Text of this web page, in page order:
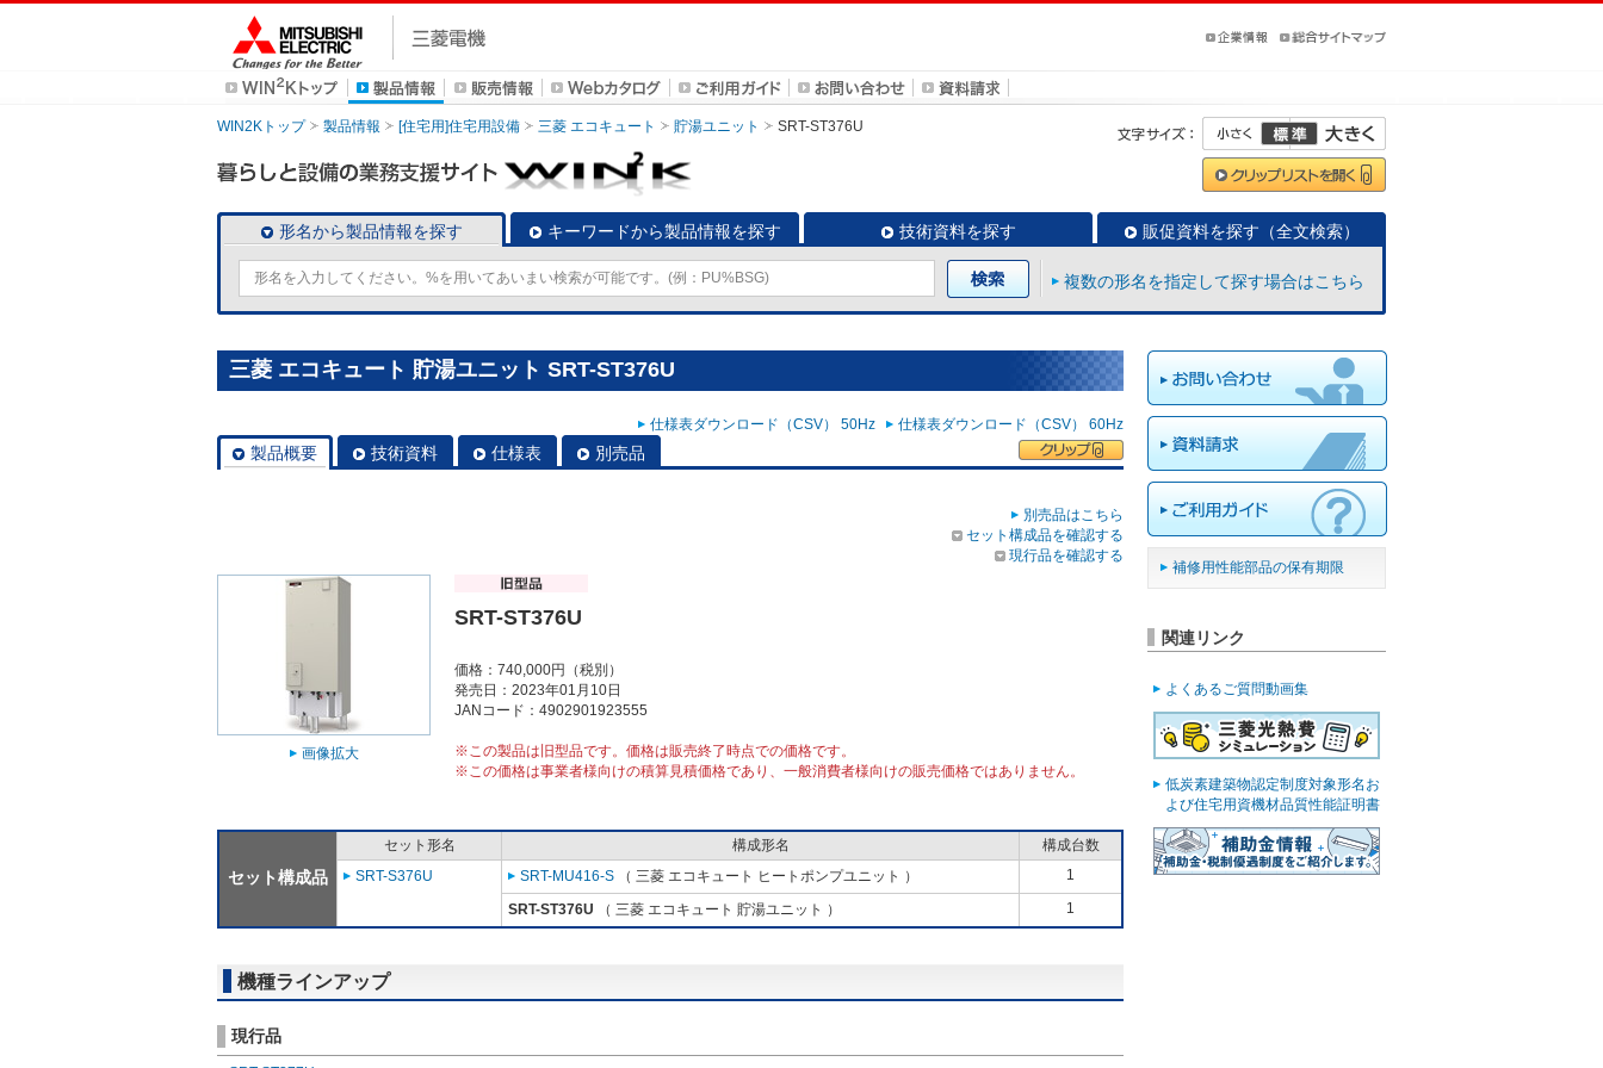
WIN2Kトップ 製品情報 [住宅用]住宅用設備 三菱 エコキュート 貯湯ユニット SRT-ST376U
形名から製品情報を探す キーワードから製品情報を探す 技術資料を探す 販促資料を探す（全文検索）
複数の形名を指定して探す場合はこちら
三菱 エコキュート 貯湯ユニット SRT-ST376U
仕様表ダウンロード（CSV） 50Hz 仕様表ダウンロード（CSV） 60Hz
製品概要 技術資料 仕様表 別売品
別売品はこちら
セット構成品を確認する
現行品を確認する
画像拡大
SRT-ST376U
価格：740,000円（税別）
発売日：2023年01月10日
JANコード：4902901923555
※この製品は旧型品です。価格は販売終了時点での価格です。
※この価格は事業者様向けの積算見積価格であり、一般消費者様向けの販売価格ではありません。
セット構成品
セット形名 構成形名
構成台数
SRT-S376U
SRT-MU416-S （ 三菱 エコキュート ヒートポンプユニット ） 1
SRT-ST376U （ 三菱 エコキュート 貯湯ユニット ） 1
機種ラインアップ
現行品
補修用性能部品の保有期限
関連リンク
よくあるご質問動画集
低炭素建築物認定制度対象形名お
よび住宅用資機材品質性能証明書